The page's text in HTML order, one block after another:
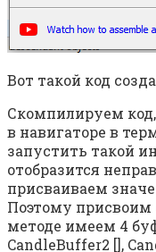
Вот такой код
Скомпилируем
в навигаторе в
запустить такой
отобразится
присваиваем
Поэтому
методе имеем 4
CandleBuffer2 [],